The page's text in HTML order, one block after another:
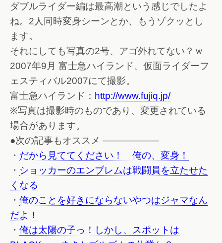
ダブルライダー編は最高潮という感じでしたよ
ね。2人同時変身シーンとか、もうゾクッとし
ます。
それにしても写真の2号、アゴ外れてない？ｗ
2007年9月 富士急ハイランド、仮面ライダーフ
ェスティバル2007にて撮影。
富士急ハイランド： http://www.fujiq.jp/
※写真は撮影時のものであり、変更されている
場合があります。
●次の記事もオススメ ——————
・ だから見ててください！ 俺の、変身！
・ ショッカーのエンブレムは戦闘員を立たせた
くなる
・ 俺のことを好きにならないやつはジャマなん
だよ！
・ 俺は太陽の子っ！しかし、スポットは